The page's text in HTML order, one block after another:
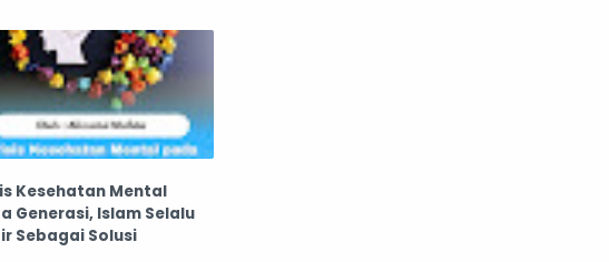
Kesehatan Mental
Generasi, Islam Selalu
Sebagai Solusi